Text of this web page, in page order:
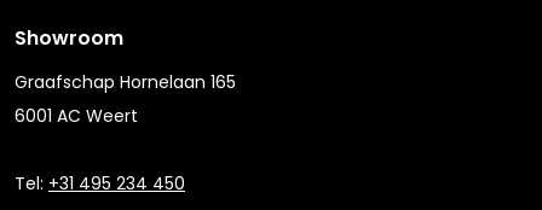
Showroom
Graafschap Hornelaan 165
6001 AC Weert
Tel: +31 495 234 450